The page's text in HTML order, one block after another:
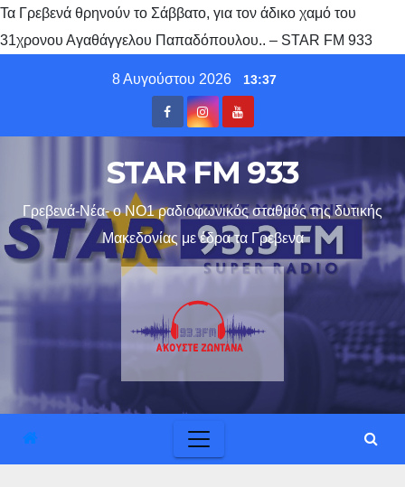
Τα Γρεβενά θρηνούν το Σάββατο, για τον άδικο χαμό του
31χρονου Αγαθάγγελου Παπαδόπουλου.. – STAR FM 933
8 Αυγούστου 2026 13:37
STAR FM 933
Γρεβενά-Νέα- ο ΝΟ1 ραδιοφωνικός σταθμός της δυτικής
Μακεδονίας με έδρα τα Γρεβενα